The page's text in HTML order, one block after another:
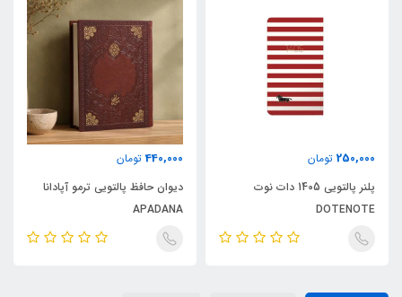
250,000 تومان
پلنر پالتویی 1405 دات نوت
DOTENOTE
440,000 تومان
دیوان حافظ پالتویی ترمو آپادانا
APADANA